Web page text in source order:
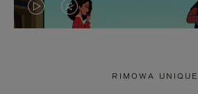
LA LE
RIMOWA UNIQUE